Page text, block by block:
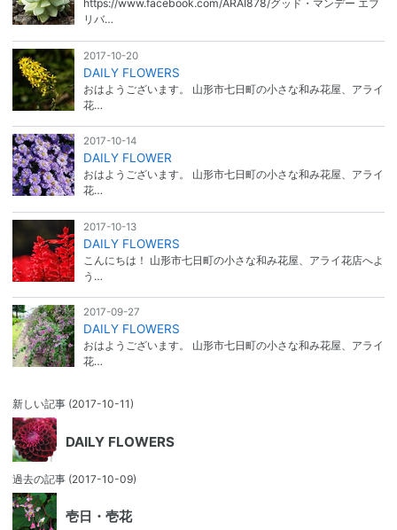
https://www.facebook.com/ARAI878/グッド・マンデー エブ
リバ…
2017-10-20
DAILY FLOWERS
おはようございます。 山形市七日町の小さな和み花屋、アライ
花…
2017-10-14
DAILY FLOWER
おはようございます。 山形市七日町の小さな和み花屋、アライ
花…
2017-10-13
DAILY FLOWERS
こんにちは！ 山形市七日町の小さな和み花屋、アライ花店へよ
う…
2017-09-27
DAILY FLOWERS
おはようございます。 山形市七日町の小さな和み花屋、アライ
花…
新しい記事 (2017-10-11)
DAILY FLOWERS
過去の記事 (2017-10-09)
壱日・壱花